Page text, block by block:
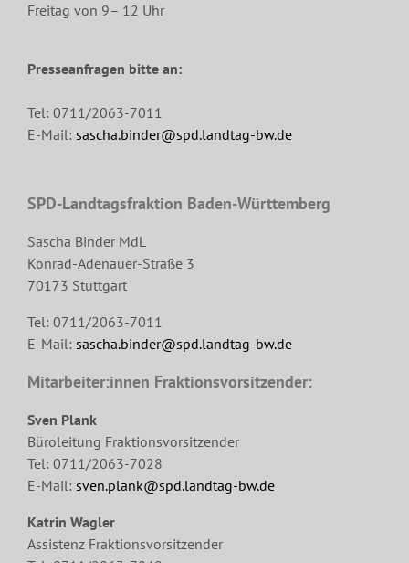
Freitag von 9– 12 Uhr
Presseanfragen bitte an:
Tel: 0711/2063-7011
E-Mail: sascha.binder@spd.landtag-bw.de
SPD-Landtagsfraktion Baden-Württemberg
Sascha Binder MdL
Konrad-Adenauer-Straße 3
70173 Stuttgart
Tel: 0711/2063-7011
E-Mail: sascha.binder@spd.landtag-bw.de
Mitarbeiter:innen Fraktionsvorsitzender:
Sven Plank
Büroleitung Fraktionsvorsitzender
Tel: 0711/2063-7028
E-Mail: sven.plank@spd.landtag-bw.de
Katrin Wagler
Assistenz Fraktionsvorsitzender